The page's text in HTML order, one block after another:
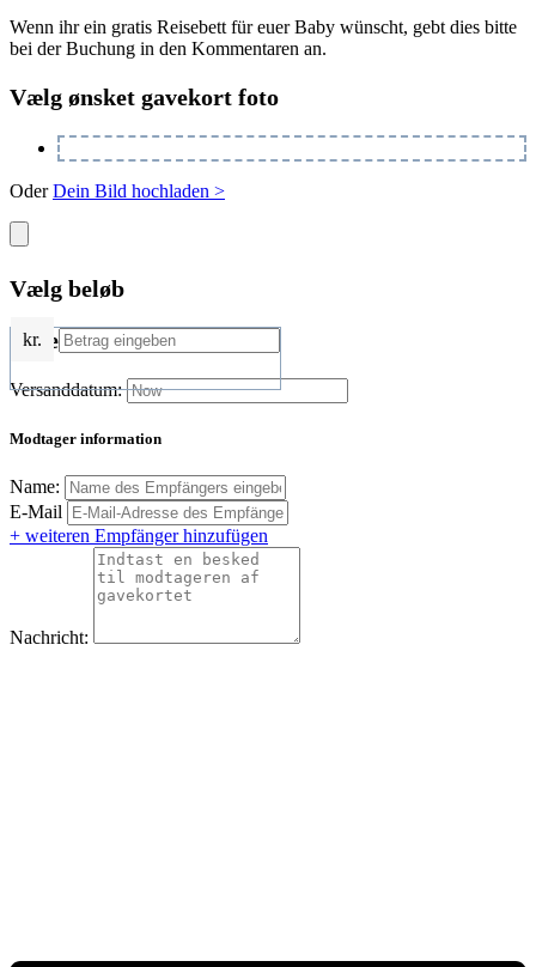
Wenn ihr ein gratis Reisebett für euer Baby wünscht, gebt dies bitte
bei der Buchung in den Kommentaren an.
Vælg ønsket gavekort foto
OderDein Bild hochladen >
Vælg beløb
kr.
Leveringsinformation
Versanddatum:
Modtager information
Name:
E-Mail
+ weiteren Empfänger hinzufügen
Nachricht: